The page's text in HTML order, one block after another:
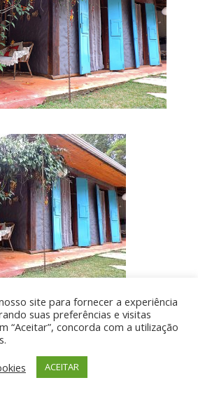
direitos reservados - Desenvolvido
por UIA WEB
site para fornecer a experiência
suas preferências e visitas
“Aceitar”, concorda com a utilização
ACEITAR